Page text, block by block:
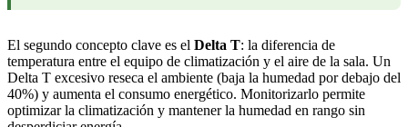
El segundo concepto clave es el Delta T: la diferencia de
temperatura entre el equipo de climatización y el aire de la sala. Un
Delta T excesivo reseca el ambiente (baja la humedad por debajo del
40%) y aumenta el consumo energético. Monitorizarlo permite
optimizar la climatización y mantener la humedad en rango sin